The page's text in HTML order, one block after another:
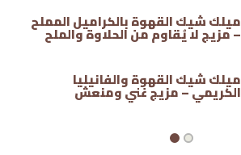
ميلك شيك القهوة بالكراميل المملح
– مزيج لا يُقاوم من الحلاوة والملح
ميلك شيك القهوة والفانيليا
الكريمي – مزيج غني ومنعش